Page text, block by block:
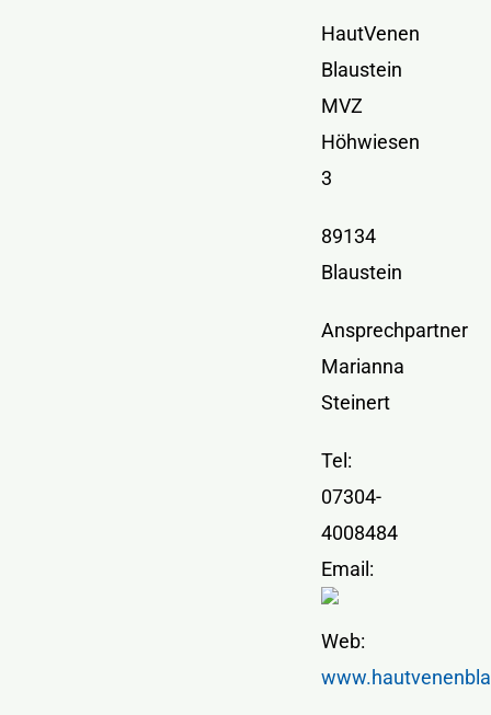
HautVenen
Blaustein
MVZ
Höhwiesen
3
89134
Blaustein
Ansprechpartner
Marianna
Steinert
Tel:
07304-
4008484
Email:
Web: